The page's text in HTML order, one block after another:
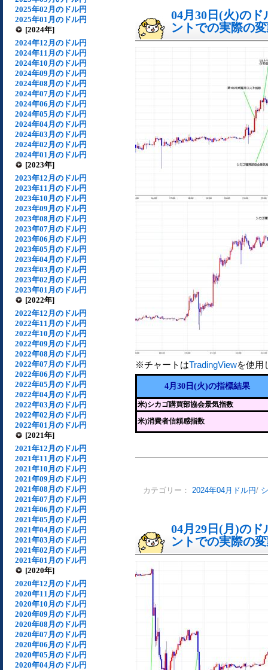
2025年02月のドル円
2025年01月のドル円
[2024年]
2024年12月のドル円
2024年11月のドル円
2024年10月のドル円
2024年09月のドル円
2024年08月のドル円
2024年07月のドル円
2024年06月のドル円
2024年05月のドル円
2024年04月のドル円
2024年03月のドル円
2024年02月のドル円
2024年01月のドル円
[2023年]
2023年12月のドル円
2023年11月のドル円
2023年10月のドル円
2023年09月のドル円
2023年08月のドル円
2023年07月のドル円
2023年06月のドル円
2023年05月のドル円
2023年04月のドル円
2023年03月のドル円
2023年02月のドル円
2023年01月のドル円
[2022年]
2022年12月のドル円
2022年11月のドル円
2022年10月のドル円
2022年09月のドル円
2022年08月のドル円
2022年07月のドル円
2022年06月のドル円
2022年05月のドル円
2022年04月のドル円
2022年03月のドル円
2022年02月のドル円
2022年01月のドル円
[2021年]
2021年12月のドル円
2021年11月のドル円
2021年10月のドル円
2021年09月のドル円
2021年08月のドル円
2021年07月のドル円
2021年06月のドル円
2021年05月のドル円
2021年04月のドル円
2021年03月のドル円
2021年02月のドル円
2021年01月のドル円
[2020年]
2020年12月のドル円
2020年11月のドル円
2020年10月のドル円
2020年09月のドル円
2020年08月のドル円
2020年07月のドル円
2020年06月のドル円
2020年05月のドル円
2020年04月のドル円
04月30日(火)の
ントでの実際の
※チャートはTradingViewを使用
4月30日(火)の指標結果
米)シカゴ購買部協会景気指数
米)消費者信頼感指数
カテゴリー： 2024年04月ドル円/
04月29日(月)の
ントでの実際の